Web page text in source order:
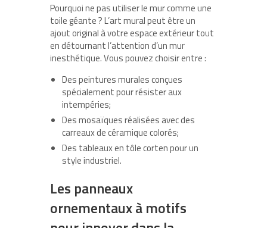
Pourquoi ne pas utiliser le mur comme une
toile géante ? L’art mural peut être un
ajout original à votre espace extérieur tout
en détournant l’attention d’un mur
inesthétique. Vous pouvez choisir entre :
Des peintures murales conçues
spécialement pour résister aux
intempéries;
Des mosaïques réalisées avec des
carreaux de céramique colorés;
Des tableaux en tôle corten pour un
style industriel.
Les panneaux
ornementaux à motifs